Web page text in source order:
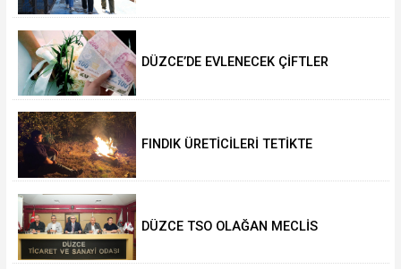
DÜZCE’DE EVLENECEK ÇİFTLER
FINDIK ÜRETİCİLERİ TETİKTE
DÜZCE TSO OLAĞAN MECLİS